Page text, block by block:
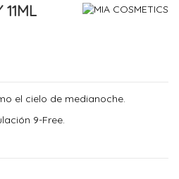
el cielo de medianoche.
9-Free.